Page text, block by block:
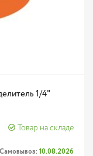
1/4"
Товар на складе
Самовывоз: 10.08.2026